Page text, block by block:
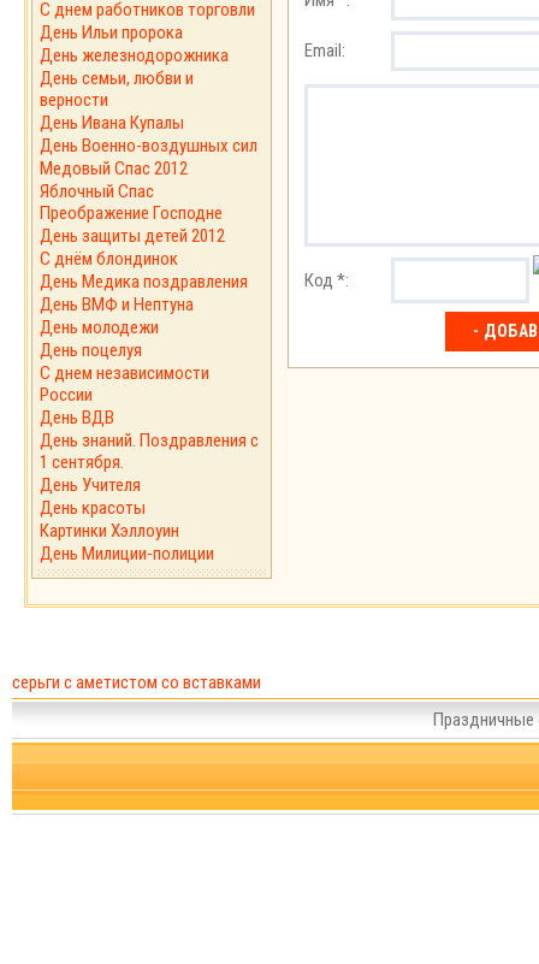
С днем работников торговли
День Ильи пророка
День железнодорожника
День семьи, любви и
верности
День Ивана Купалы
День Военно-воздушных сил
Медовый Спас 2012
Яблочный Спас
Преображение Господне
День защиты детей 2012
С днём блондинок
День Медика поздравления
День ВМФ и Нептуна
День молодежи
День поцелуя
С днем независимости
России
День ВДВ
День знаний. Поздравления с
1 сентября.
День Учителя
День красоты
Картинки Хэллоуин
День Милиции-полиции
Email:
Код *:
серьги с аметистом со вставками